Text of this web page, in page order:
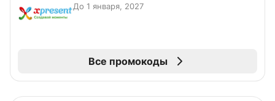
До 1 января, 2027
Все промокоды